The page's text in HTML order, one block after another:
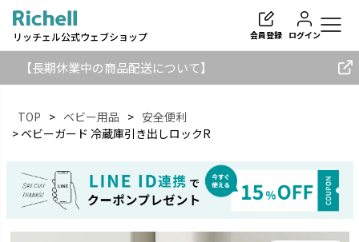
リッチェル公式ウェブショップ 会員登録 ログイン
【長期休業中の商品配送について】
TOP ベビー用品
安全便利
ベビーガード 冷蔵庫引き出しロックR